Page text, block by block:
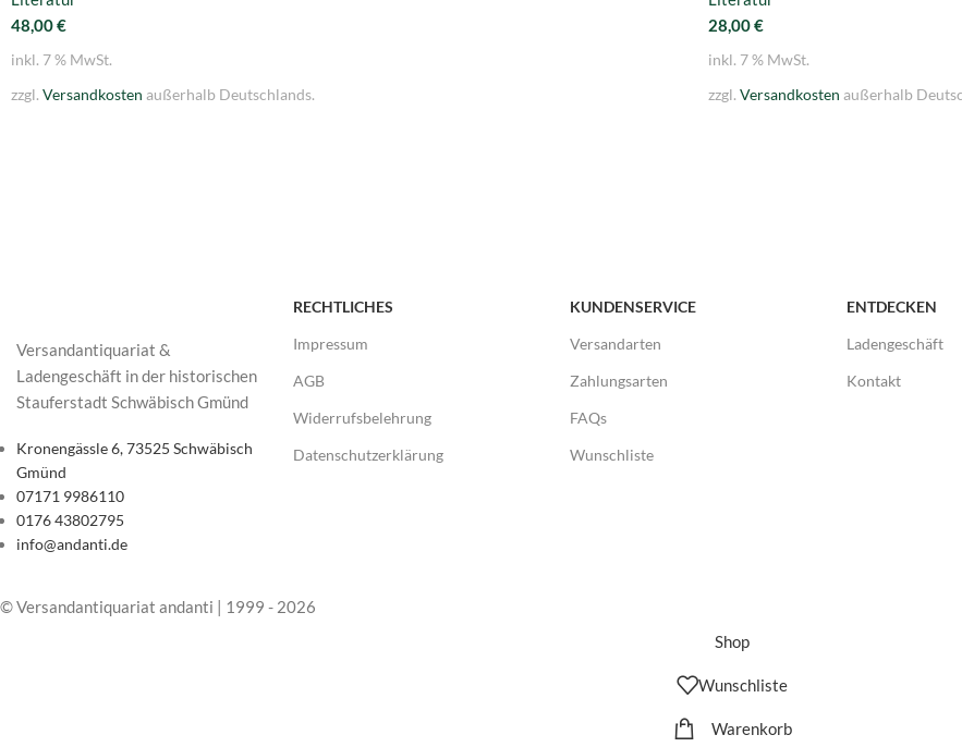
48,00€
inkl. 7 % MwSt.
zzgl. Versandkosten außerhalb Deutschlands.
28,00€
inkl. 7 % MwSt.
zzgl. Versandkosten außerhalb
Versandantiquariat &
Ladengeschäft in der historischen
Stauferstadt Schwäbisch Gmünd
Kronengässle 6, 73525 Schwäbisch
Gmünd
07171 9986110
0176 43802795
info@andanti.de
RECHTLICHES
Impressum
AGB
Widerrufsbelehrung
Datenschutzerklärung
KUNDENSERVICE
Versandarten
Zahlungsarten
FAQs
Wunschliste
ENTDECKEN
Ladengeschäft
Kontakt
© Versandantiquariat andanti | 1999 - 2026
Shop
Wunschliste
Warenkorb